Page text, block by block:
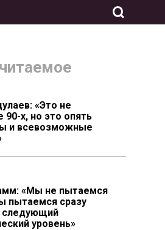
«Это не
90-х, но это опять
и всевозможные
«Мы не пытаемся
пытаемся сразу
следующий
уровень»